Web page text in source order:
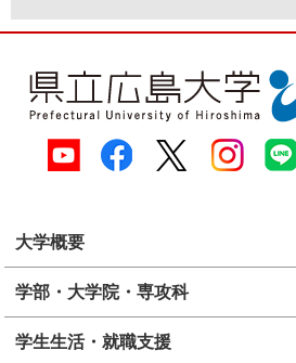
大学概要
学部・大学院・専攻科
学生生活・就職支援